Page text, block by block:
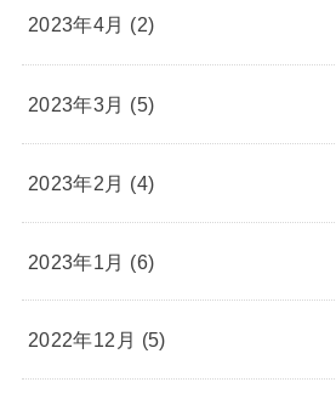
2023年4月 (2)
2023年3月 (5)
2023年2月 (4)
2023年1月 (6)
2022年12月 (5)